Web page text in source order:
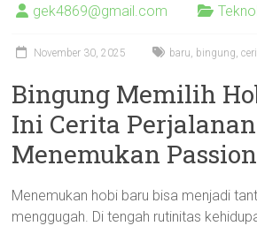
gek4869@gmail.com
November 30, 2025 baru, bingung,
Bingung Memilih
Ini Cerita
Menemukan Passion
Menemukan hobi baru bisa menjadi
menggugah. Di tengah rutinitas